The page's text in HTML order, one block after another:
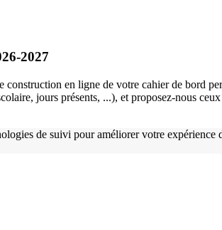
2027
en ligne de votre cahier de bord
jours présents, ...), et proposez-nous
de suivi pour améliorer votre